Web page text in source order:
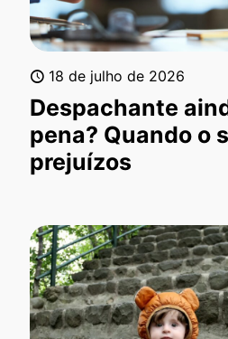
18 de julho de 2026
Despachante
pena? Quando o
prejuízos